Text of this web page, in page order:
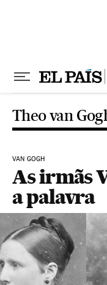
Theo van
VAN GOGH
As irmãs
a palavra